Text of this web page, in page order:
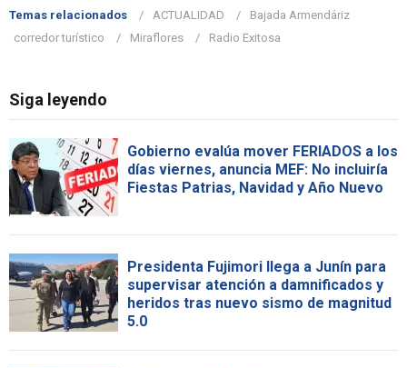
Temas relacionados ACTUALIDAD
Bajada Armendáriz
corredor turístico
Miraflores Radio Exitosa
Siga leyendo
Gobierno evalúa mover FERIADOS a los
días viernes, anuncia MEF: No incluiría
Fiestas Patrias, Navidad y Año Nuevo
Presidenta Fujimori llega a Junín para
supervisar atención a damnificados y
heridos tras nuevo sismo de magnitud
5.0